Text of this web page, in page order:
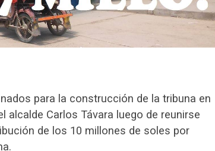
para la construcción de la tribuna en
alcalde Carlos Távara luego de reunirse
de los 10 millones de soles por